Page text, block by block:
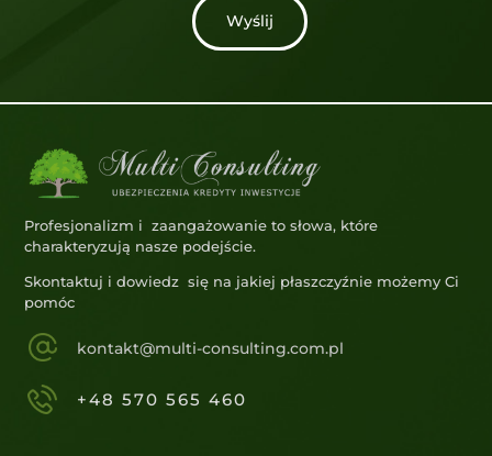
Wyślij
Profesjonalizm i zaangażowanie to słowa, które
charakteryzują nasze podejście.
Skontaktuj i dowiedz się na jakiej płaszczyźnie możemy Ci
pomóc
kontakt@multi-consulting.com.pl
+48 570 565 460